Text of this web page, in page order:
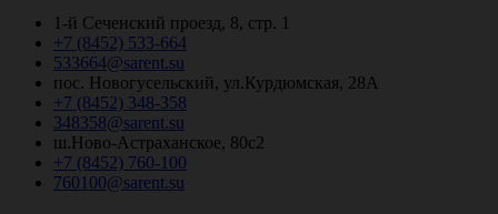
1-й Сеченский проезд, 8, стр. 1
+7 (8452) 533-664
533664@sarent.su
пос. Новогусельский, ул.Курдюмская, 28А
+7 (8452) 348-358
348358@sarent.su
ш.Ново-Астраханское, 80с2
+7 (8452) 760-100
760100@sarent.su